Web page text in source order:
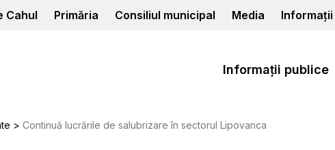
Cahul Primăria Consiliul municipal Media Informații
Informații publice
Continuă lucrările de salubrizare în sectorul Lipovanca